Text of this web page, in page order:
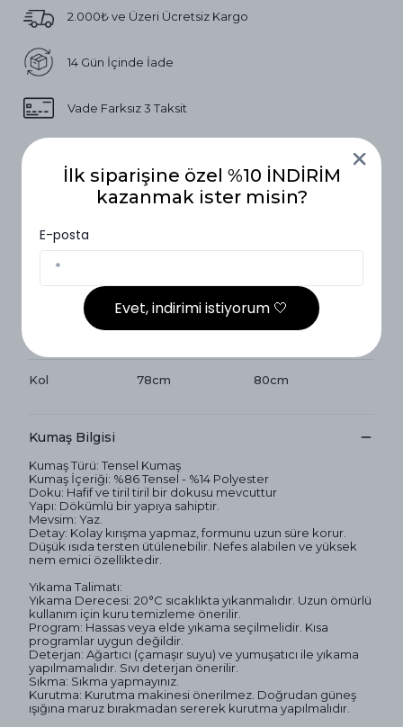
2.000₺ ve Üzeri Ücretsiz Kargo
14 Gün İçinde İade
Vade Farksız 3 Taksit
Ürün Açıklaması
Kol 78cm 80cm
Kumaş Bilgisi
Kumaş Türü: Tensel Kumaş
Kumaş İçeriği: %86 Tensel - %14 Polyester
Doku: Hafif ve tiril tiril bir dokusu mevcuttur
Yapı: Dökümlü bir yapıya sahiptir.
Mevsim: Yaz.
Detay: Kolay kırışma yapmaz, formunu uzun süre korur.
Düşük ısıda tersten ütülenebilir. Nefes alabilen ve yüksek
nem emici özelliktedir.
Yıkama Talimatı:
Yıkama Derecesi: 20°C sıcaklıkta yıkanmalıdır. Uzun ömürlü
kullanım için kuru temizleme önerilir.
Program: Hassas veya elde yıkama seçilmelidir. Kısa
programlar uygun değildir.
Deterjan: Ağartıcı (çamaşır suyu) ve yumuşatıcı ile yıkama
yapılmamalıdır. Sıvı deterjan önerilir.
Sıkma: Sıkma yapmayınız.
Kurutma: Kurutma makinesi önerilmez. Doğrudan güneş
ışığına maruz bırakmadan sererek kurutma yapılmalıdır.
İlk siparişine özel %10 İNDİRİM
kazanmak ister misin?
E-posta
Evet, indirimi istiyorum 🤍